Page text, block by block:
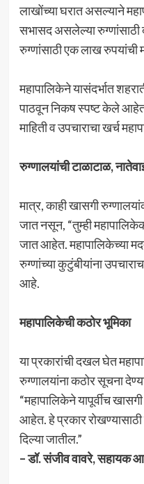
लाखोंच्या घरात असल्याने
सभासद असलेल्या रुग्णांसाठी
रुग्णांसाठी एक लाख
महापालिकेने यासंदर्भात
पाठवून निकष स्पष्ट केले
माहिती व उपचाराचा खर्च
रुग्णालयांची टाळाटाळ,
मात्र, काही खासगी
जात नसून, “तुम्ही
जात आहेत. महापालिकेच्या
रुग्णांच्या कुटुंबीयांना
आहे.
महापालिकेची कठोर भूमिका
या प्रकारांची दखल घेत
रुग्णालयांना कठोर सूचना
“महापालिकेने यापूर्वीच
आहेत. हे प्रकार
दिल्या जातील.”
– डॉ. संजीव वावरे, सहायक